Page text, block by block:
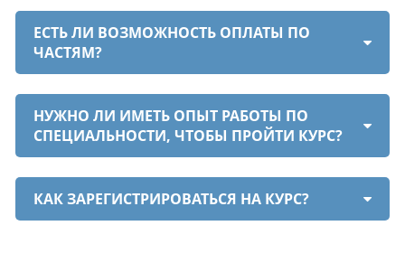
ЕСТЬ ЛИ ВОЗМОЖНОСТЬ ОПЛАТЫ ПО
ЧАСТЯМ?
НУЖНО ЛИ ИМЕТЬ ОПЫТ РАБОТЫ ПО
СПЕЦИАЛЬНОСТИ, ЧТОБЫ ПРОЙТИ КУРС?
КАК ЗАРЕГИСТРИРОВАТЬСЯ НА КУРС?